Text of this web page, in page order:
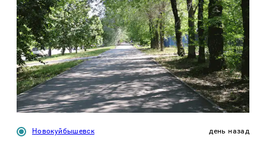
Новокуйбышевск день назад